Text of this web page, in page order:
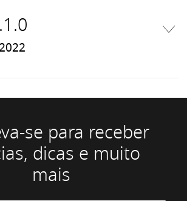
se para receber
dicas e muito
mais